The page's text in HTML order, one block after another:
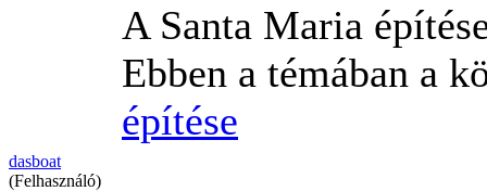
dasboat
(Felhasználó)
A Santa Maria
Ebben a témában a
építése